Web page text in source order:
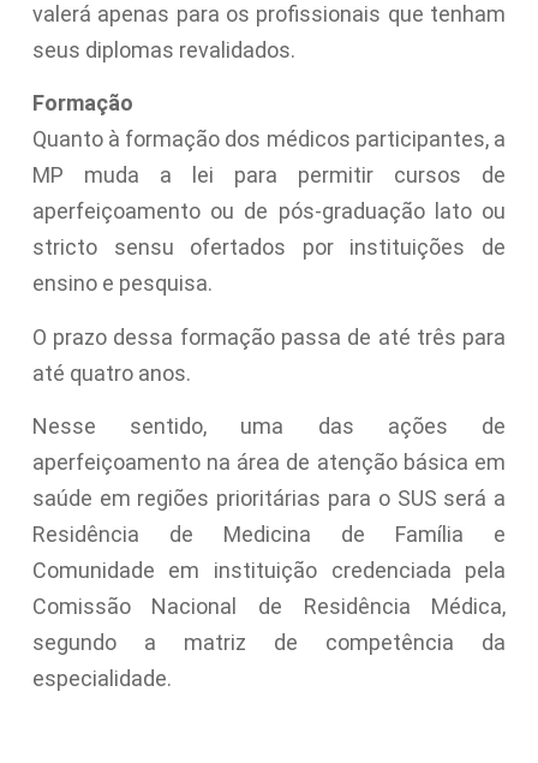
valerá apenas para os profissionais que tenham
seus diplomas revalidados.
Formação
Quanto à formação dos médicos participantes, a
MP muda a lei para permitir cursos de
aperfeiçoamento ou de pós-graduação lato ou
stricto sensu ofertados por instituições de
ensino e pesquisa.
O prazo dessa formação passa de até três para
até quatro anos.
Nesse sentido, uma das ações de
aperfeiçoamento na área de atenção básica em
saúde em regiões prioritárias para o SUS será a
Residência de Medicina de Família e
Comunidade em instituição credenciada pela
Comissão Nacional de Residência Médica,
segundo a matriz de competência da
especialidade.